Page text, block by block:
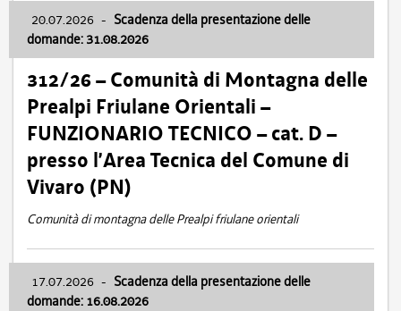
20.07.2026 - Scadenza della presentazione delle
domande: 31.08.2026
312/26 – Comunità di Montagna delle
Prealpi Friulane Orientali –
FUNZIONARIO TECNICO – cat. D –
presso l’Area Tecnica del Comune di
Vivaro (PN)
Comunità di montagna delle Prealpi friulane orientali
17.07.2026 - Scadenza della presentazione delle
domande: 16.08.2026